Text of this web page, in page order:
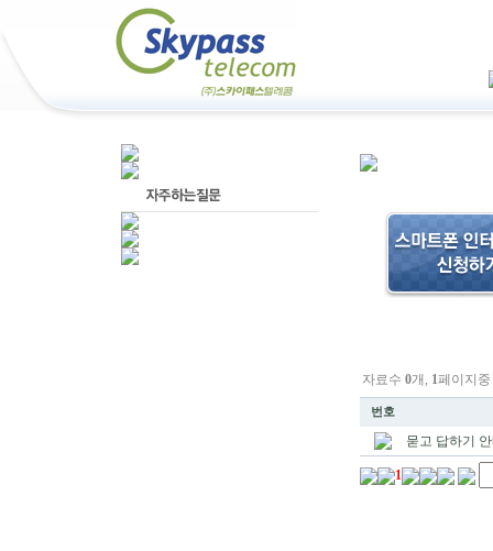
자료수 0개, 1페이지중
번호
묻고 답하기
1